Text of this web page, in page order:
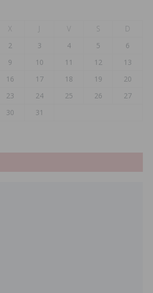
X J V S
D
2 3 4 5
6
9 10 11 12
13
16 17 18 19
20
23 24 25 26
27
30 31